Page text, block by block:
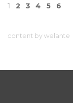
1 2 3 4 5 6
content by welante